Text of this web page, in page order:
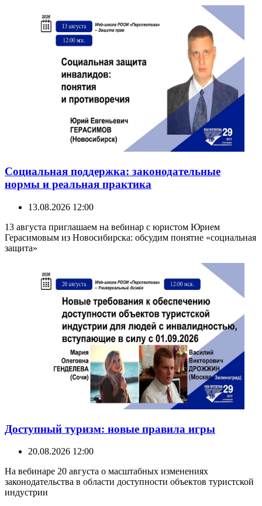
Социальная поддержка: законодательные
нормы и реальная практика
13.08.2026 12:00
13 августа приглашаем на вебинар с юристом Юрием
Герасимовым из Новосибирска: обсудим понятие «социальная
защита»
Доступный туризм: новые правила игры
20.08.2026 12:00
На вебинаре 20 августа о масштабных изменениях
законодательства в области доступности объектов туристской
индустрии